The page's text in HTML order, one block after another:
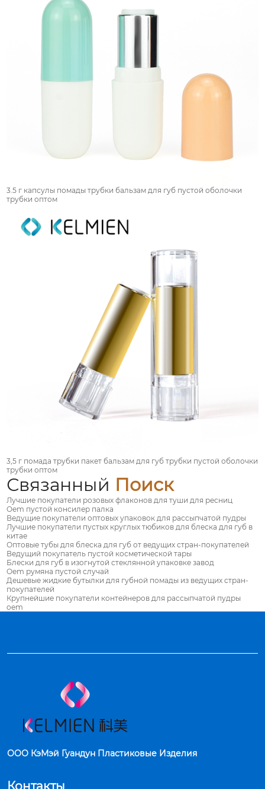
3.5 г капсулы помады трубки бальзам для губ пустой оболочки
трубки оптом
3,5 г помада трубки пакет бальзам для губ трубки пустой оболочки
трубки оптом
Связанный Поиск
Лучшие покупатели розовых флаконов для туши для ресниц
Oem пустой консилер палка
Ведущие покупатели оптовых упаковок для рассыпчатой пудры
Лучшие покупатели пустых круглых тюбиков для блеска для губ в
китае
Оптовые тубы для блеска для губ от ведущих стран-покупателей
Ведущий покупатель пустой косметической тары
Блески для губ в изогнутой стеклянной упаковке завод
Oem румяна пустой случай
Дешевые жидкие бутылки для губной помады из ведущих стран-
покупателей
Крупнейшие покупатели контейнеров для рассыпчатой пудры
oem
ООО КэМэй Гуандун Пластиковые Изделия
Контакты